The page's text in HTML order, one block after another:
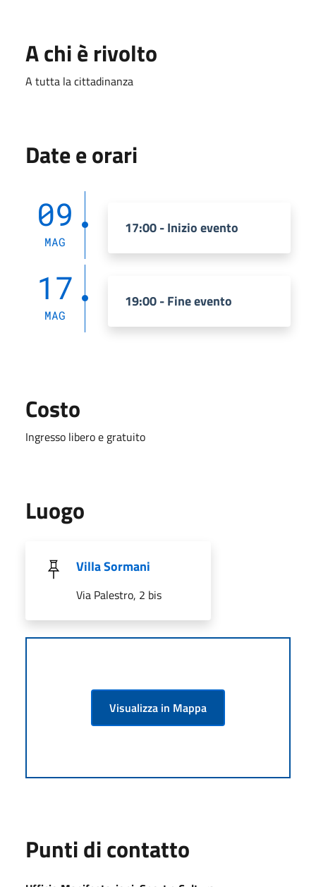
A chi è rivolto
A tutta la cittadinanza
Date e orari
09
MAG
17:00 - Inizio evento
17
MAG
19:00 - Fine evento
Costo
Ingresso libero e gratuito
Luogo
Villa Sormani
Via Palestro, 2 bis
Visualizza in Mappa
Punti di contatto